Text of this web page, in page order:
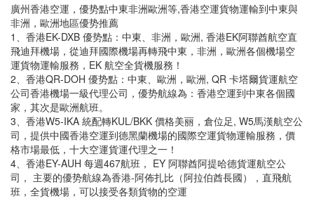
廣州香港空運，優势點中東非洲歐洲等,香港空運貨物運輸到中東與
非洲，歐洲地區優势推薦
1、香港EK-DXB 優势點：中東、非洲，歐洲, 香港EK阿聯酋航空直
飛迪拜機場，從迪拜國際機場再轉飛中東，非洲，歐洲各個機場空
運貨物運輸服務，EK 航空全貨機服務！
2、香港QR-DOH 優势點：中東、歐洲，歐洲, QR 卡塔爾貨運航空
公司香港機場一級代理公司，優势航線為：香港空運到中東各個國
家，其次是歐洲航班。
3、香港W5-IKA 統配轉KUL/BKK 價格美丽，倉位足, W5馬漢航空公
司，提供中國香港空運到德黑蘭機場的國際空運貨物運輸服務，價
格市場最低，十大空運貨運代理之一！
4、香港EY-AUH 每週467航班， EY 阿聯酋阿提哈德貨運航空公
司， 主要的優势航線為香港-阿佈扎比（阿拉伯酋長國），直飛航
班，全貨機場，可以接受各類貨物的空運